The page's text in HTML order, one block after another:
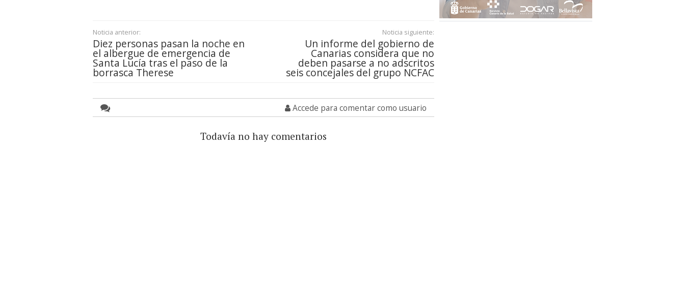
Noticia anterior:
Diez personas pasan la noche en
el albergue de emergencia de
Santa Lucía tras el paso de la
borrasca Therese
Noticia siguiente:
Un informe del gobierno de
Canarias considera que no
deben pasarse a no adscritos
seis concejales del grupo NCFAC
Accede para comentar como usuario
Todavía no hay comentarios